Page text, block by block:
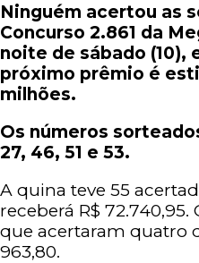
Ninguém acertou as
Concurso 2.861 da
noite de sábado (10),
próximo prêmio é
milhões.
Os números
27, 46, 51 e 53.
A quina teve 55
receberá R$ 72.740,95.
que acertaram quatro
963,80.